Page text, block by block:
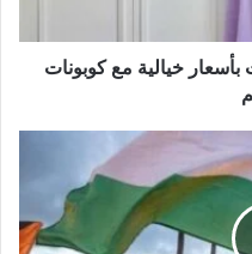
خيالية مع كوبونات